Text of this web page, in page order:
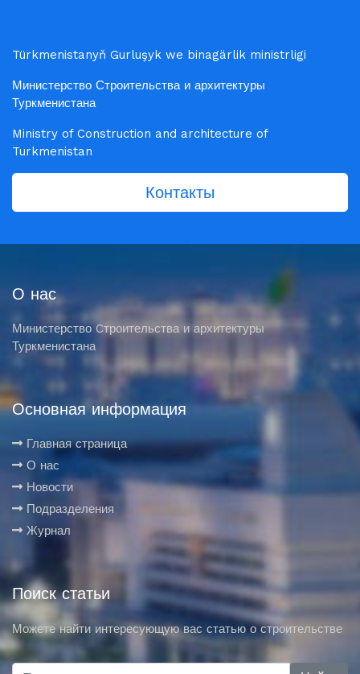
Türkmenistanyň Gurluşyk we binagärlik ministrligi
Министерство Строительства и архитектуры
Туркменистана
Ministry of Construction and architecture of
Turkmenistan
Контакты
О нас
Министерство Cтроительства и архитектуры
Туркменистана
Основная информация
Главная страница
О нас
Новости
Подразделения
Журнал
Поиск статьи
Можете найти интересующую вас статью о строительстве